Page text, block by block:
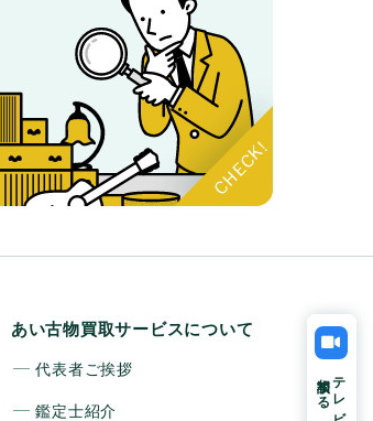
テレビ電話で
相談する
あい古物買取サービスについて
代表者ご挨拶
鑑定士紹介